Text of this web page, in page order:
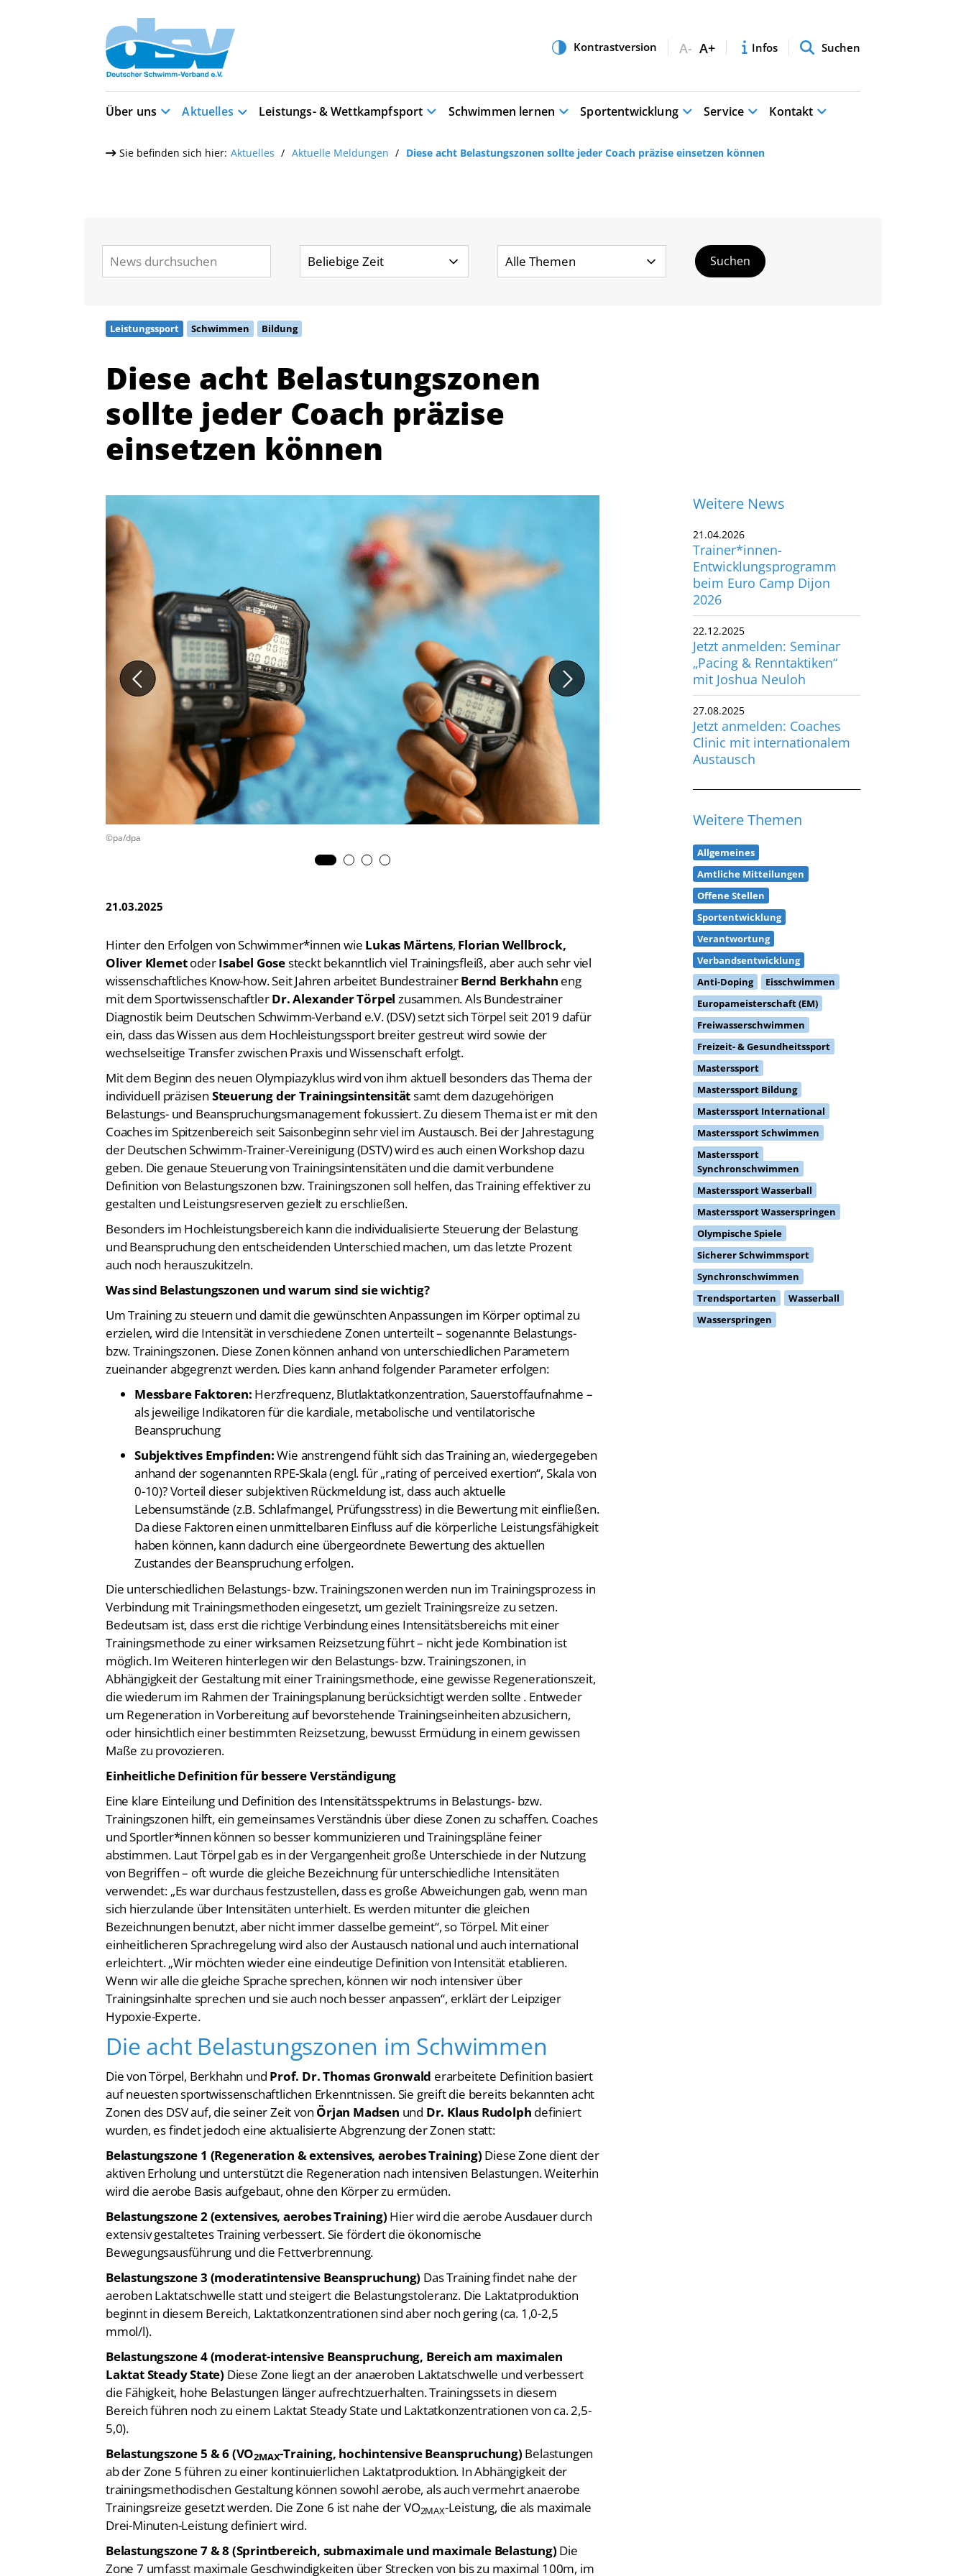
A- A+ Infos Suchen
Über uns Aktuelles Leistungs- & Wettkampfsport Schwimmen lernen Sportentwicklung Service Kontakt
Sie befinden sich hier: Aktuelles Aktuelle Meldungen Diese acht Belastungszonen sollte jeder Coach präzise einsetzen können
Leistungssport Schwimmen Bildung
Diese acht Belastungszonen
sollte jeder Coach präzise
einsetzen können
©pa/dpa
21.03.2025
Hinter den Erfolgen von Schwimmer*innen wie Lukas Märtens, Florian Wellbrock,
Oliver KlemetoderIsabel Gose steckt bekanntlich viel Trainingsfleiß, aber auch sehr viel
wissenschaftliches Know-how. Seit Jahren arbeitet BundestrainerBernd Berkhahn eng
mit dem SportwissenschaftlerDr. Alexander Törpel zusammen. Als Bundestrainer
Diagnostik beim Deutschen Schwimm-Verband e.V. (DSV) setzt sich Törpel seit 2019 dafür
ein, dass das Wissen aus dem Hochleistungssport breiter gestreut wird sowie der
wechselseitige Transfer zwischen Praxis und Wissenschaft erfolgt.
Mit dem Beginn des neuen Olympiazyklus wird von ihm aktuell besonders das Thema der
individuell präzisen Steuerung der Trainingsintensität samt dem dazugehörigen
Belastungs- und Beanspruchungsmanagement fokussiert. Zu diesem Thema ist er mit den
Coaches im Spitzenbereich seit Saisonbeginn sehr viel im Austausch. Bei der Jahrestagung
der Deutschen Schwimm-Trainer-Vereinigung (DSTV) wird es auch einen Workshop dazu
geben. Die genaue Steuerung von Trainingsintensitäten und die damit verbundene
Definition von Belastungszonen bzw. Trainingszonen soll helfen, das Training effektiver zu
gestalten und Leistungsreserven gezielt zu erschließen.
Besonders im Hochleistungsbereich kann die individualisierte Steuerung der Belastung
und Beanspruchung den entscheidenden Unterschied machen, um das letzte Prozent
auch noch herauszukitzeln.
Was sind Belastungszonen und warum sind sie wichtig?
Um Training zu steuern und damit die gewünschten Anpassungen im Körper optimal zu
erzielen, wird die Intensität in verschiedene Zonen unterteilt – sogenannte Belastungs-
bzw. Trainingszonen. Diese Zonen können anhand von unterschiedlichen Parametern
zueinander abgegrenzt werden. Dies kann anhand folgender Parameter erfolgen:
Messbare Faktoren: Herzfrequenz, Blutlaktatkonzentration, Sauerstoffaufnahme –
als jeweilige Indikatoren für die kardiale, metabolische und ventilatorische
Beanspruchung
Subjektives Empfinden:Wie anstrengend fühlt sich das Training an, wiedergegeben
anhand der sogenannten RPE-Skala (engl. für „rating of perceived exertion“, Skala von
0-10)? Vorteil dieser subjektiven Rückmeldung ist, dass auch aktuelle
Lebensumstände (z.B. Schlafmangel, Prüfungsstress) in die Bewertung mit einfließen.
Da diese Faktoren einen unmittelbaren Einfluss auf die körperliche Leistungsfähigkeit
haben können, kann dadurch eine übergeordnete Bewertung des aktuellen
Zustandes der Beanspruchung erfolgen.
Die unterschiedlichen Belastungs- bzw. Trainingszonen werden nun im Trainingsprozess in
Verbindung mit Trainingsmethoden eingesetzt, um gezielt Trainingsreize zu setzen.
Bedeutsam ist, dass erst die richtige Verbindung eines Intensitätsbereichs mit einer
Trainingsmethode zu einer wirksamen Reizsetzung führt – nicht jede Kombination ist
möglich. Im Weiteren hinterlegen wir den Belastungs- bzw. Trainingszonen, in
Abhängigkeit der Gestaltung mit einer Trainingsmethode, eine gewisse Regenerationszeit,
die wiederum im Rahmen der Trainingsplanung berücksichtigt werden sollte . Entweder
um Regeneration in Vorbereitung auf bevorstehende Trainingseinheiten abzusichern,
oder hinsichtlich einer bestimmten Reizsetzung, bewusst Ermüdung in einem gewissen
Maße zu provozieren.
Einheitliche Definition für bessere Verständigung
Eine klare Einteilung und Definition des Intensitätsspektrums in Belastungs- bzw.
Trainingszonen hilft, ein gemeinsames Verständnis über diese Zonen zu schaffen. Coaches
und Sportler*innen können so besser kommunizieren und Trainingspläne feiner
abstimmen. Laut Törpel gab es in der Vergangenheit große Unterschiede in der Nutzung
von Begriffen – oft wurde die gleiche Bezeichnung für unterschiedliche Intensitäten
verwendet: „Es war durchaus festzustellen, dass es große Abweichungen gab, wenn man
sich hierzulande über Intensitäten unterhielt. Es werden mitunter die gleichen
Bezeichnungen benutzt, aber nicht immer dasselbe gemeint“, so Törpel. Mit einer
einheitlicheren Sprachregelung wird also der Austausch national und auch international
erleichtert. „Wir möchten wieder eine eindeutige Definition von Intensität etablieren.
Wenn wir alle die gleiche Sprache sprechen, können wir noch intensiver über
Trainingsinhalte sprechen und sie auch noch besser anpassen“, erklärt der Leipziger
Hypoxie-Experte.
Die acht Belastungszonen im Schwimmen
Die von Törpel, Berkhahn und Prof. Dr. Thomas Gronwald erarbeitete Definition basiert
auf neuesten sportwissenschaftlichen Erkenntnissen. Sie greift die bereits bekannten acht
Zonen des DSV auf, die seiner Zeit von Örjan Madsen und Dr. Klaus Rudolph definiert
wurden, es findet jedoch eine aktualisierte Abgrenzung der Zonen statt:
Belastungszone 1 (Regeneration & extensives, aerobes Training) Diese Zone dient der
aktiven Erholung und unterstützt die Regeneration nach intensiven Belastungen. Weiterhin
wird die aerobe Basis aufgebaut, ohne den Körper zu ermüden.
Belastungszone 2 (extensives, aerobes Training) Hier wird die aerobe Ausdauer durch
extensiv gestaltetes Training verbessert. Sie fördert die ökonomische
Bewegungsausführung und die Fettverbrennung.
Belastungszone 3 (moderatintensive Beanspruchung) Das Training findet nahe der
aeroben Laktatschwelle statt und steigert die Belastungstoleranz. Die Laktatproduktion
beginnt in diesem Bereich, Laktatkonzentrationen sind aber noch gering (ca. 1,0-2,5
mmol/l).
Belastungszone 4 (moderat-intensive Beanspruchung, Bereich am maximalen
Laktat Steady State) Diese Zone liegt an der anaeroben Laktatschwelle und verbessert
die Fähigkeit, hohe Belastungen länger aufrechtzuerhalten. Trainingssets in diesem
Bereich führen noch zu einem Laktat Steady State und Laktatkonzentrationen von ca. 2,5-
5,0).
Belastungszone 5 & 6 (VO2MAX -Training, hochintensive Beanspruchung) Belastungen
ab der Zone 5 führen zu einer kontinuierlichen Laktatproduktion. In Abhängigkeit der
trainingsmethodischen Gestaltung können sowohl aerobe, als auch vermehrt anaerobe
Trainingsreize gesetzt werden. Die Zone 6 ist nahe der VO2MAX -Leistung, die als maximale
Drei-Minuten-Leistung definiert wird.
Belastungszone 7 & 8 (Sprintbereich, submaximale und maximale Belastung) Die
Zone 7 umfasst maximale Geschwindigkeiten über Strecken von bis zu maximal 100m, im
Weitere News
21.04.2026
Trainer*innen-
Entwicklungsprogramm
beim Euro Camp Dijon
2026
22.12.2025
Jetzt anmelden: Seminar
„Pacing & Renntaktiken“
mit Joshua Neuloh
27.08.2025
Jetzt anmelden: Coaches
Clinic mit internationalem
Austausch
Weitere Themen
Allgemeines
Amtliche Mitteilungen
Offene Stellen
Sportentwicklung
Verantwortung
Verbandsentwicklung
Anti-Doping
Eisschwimmen
Europameisterschaft (EM)
Freiwasserschwimmen
Freizeit- & Gesundheitssport
Masterssport
Masterssport Bildung
Masterssport International
Masterssport Schwimmen
Masterssport
Synchronschwimmen
Masterssport Wasserball
Masterssport Wasserspringen
Olympische Spiele
Sicherer Schwimmsport
Synchronschwimmen
Trendsportarten
Wasserball
Wasserspringen
Quicklinks
Vereinsfinder
Lizenzwesen
Zentrale Hinweisstelle
Anti-Doping
Recht auf sicheren Schwimmsport
Abteilungen
Schwimmen
Freiwasserschwimmen
Wasserspringen
Wasserball
Synchronschwimmen
Masterssport
Deutscher Schwimm-Verband e.V.
Korbacher Straße 93
D-34132 Kassel
Fax: +49 561 94083-15
info@dsv.de